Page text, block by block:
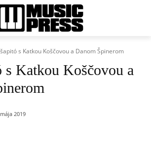
s Katkou Koščovou a Danom Špinerom
s Katkou Koščovou a
2019